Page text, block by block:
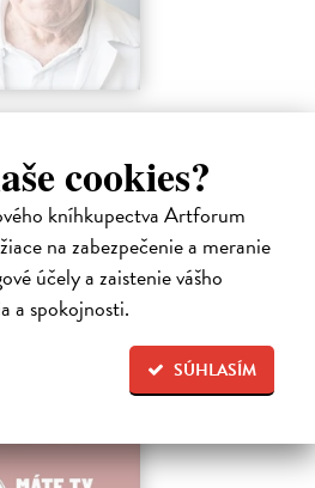
cookies?
kníhkupectva Artforum
na zabezpečenie a meranie
účely a zaistenie vášho
a spokojnosti.
SÚHLASÍM
pětaosmdesátiny a za pár měsíců
totiž jako břišní a hrudní chirurg III.
fakulty Univerzity Karlovy v Praze.…